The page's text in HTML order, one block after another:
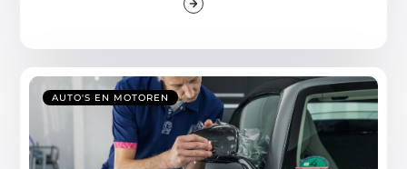
AUTO'S EN MOTOREN